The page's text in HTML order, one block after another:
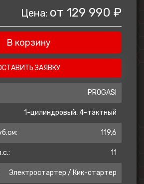
оснащен
двигателем,
отличную
позволяя достигать
и уверенно
в различных условиях.
превосходную
быстрый разгон и
на команды райдера. Это
Цена: от 129 990 ₽
В корзину
ЗАЯВКУ
PROGASI
1-цилиндровый, 4-тактный
119,6
11
Электростартер / Кик-стартер